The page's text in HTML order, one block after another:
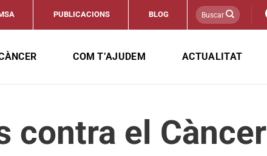
PUBLICACIONS BLOG
COM T’AJUDEM ACTUALITAT
contra el Càncer